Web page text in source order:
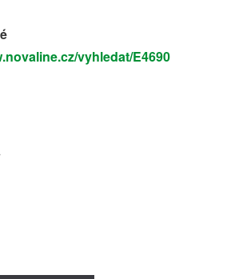
vyhledat/E4690